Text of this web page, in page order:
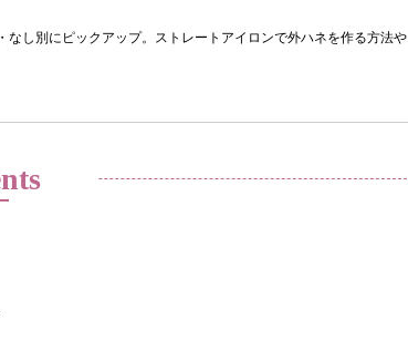
し別にピックアップ。ストレートアイロンで外ハネを作る方法や